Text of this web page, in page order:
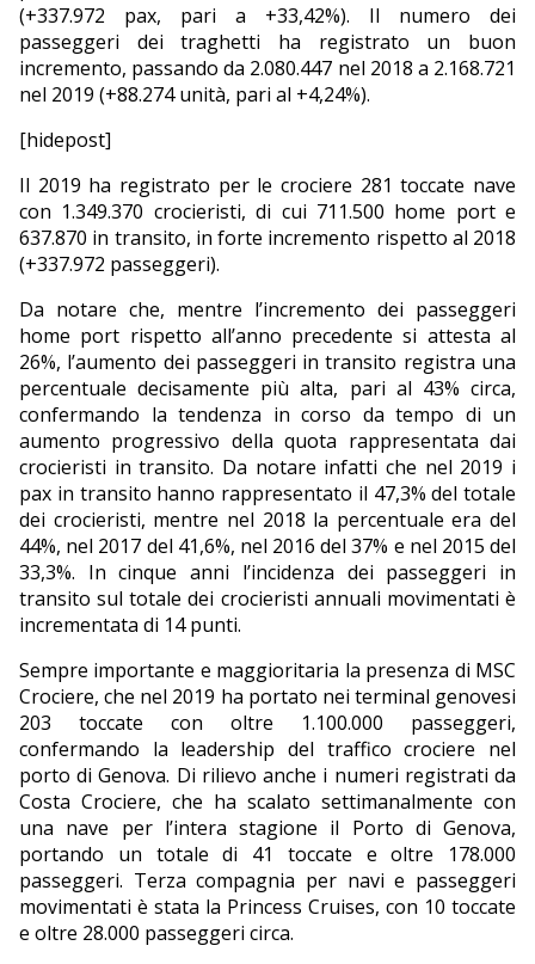
(+337.972 pax, pari a +33,42%). Il numero dei
passeggeri dei traghetti ha registrato un buon
incremento, passando da 2.080.447 nel 2018 a 2.168.721
nel 2019 (+88.274 unità, pari al +4,24%).
[hidepost]
Il 2019 ha registrato per le crociere 281 toccate nave
con 1.349.370 crocieristi, di cui 711.500 home port e
637.870 in transito, in forte incremento rispetto al 2018
(+337.972 passeggeri).
Da notare che, mentre l’incremento dei passeggeri
home port rispetto all’anno precedente si attesta al
26%, l’aumento dei passeggeri in transito registra una
percentuale decisamente più alta, pari al 43% circa,
confermando la tendenza in corso da tempo di un
aumento progressivo della quota rappresentata dai
crocieristi in transito. Da notare infatti che nel 2019 i
pax in transito hanno rappresentato il 47,3% del totale
dei crocieristi, mentre nel 2018 la percentuale era del
44%, nel 2017 del 41,6%, nel 2016 del 37% e nel 2015 del
33,3%. In cinque anni l’incidenza dei passeggeri in
transito sul totale dei crocieristi annuali movimentati è
incrementata di 14 punti.
Sempre importante e maggioritaria la presenza di MSC
Crociere, che nel 2019 ha portato nei terminal genovesi
203 toccate con oltre 1.100.000 passeggeri,
confermando la leadership del traffico crociere nel
porto di Genova. Di rilievo anche i numeri registrati da
Costa Crociere, che ha scalato settimanalmente con
una nave per l’intera stagione il Porto di Genova,
portando un totale di 41 toccate e oltre 178.000
passeggeri. Terza compagnia per navi e passeggeri
movimentati è stata la Princess Cruises, con 10 toccate
e oltre 28.000 passeggeri circa.